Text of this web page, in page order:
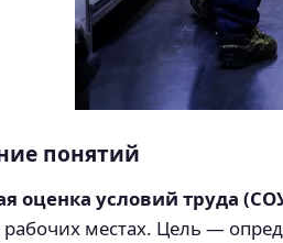
понятий
оценка условий труда
местах. Цель —